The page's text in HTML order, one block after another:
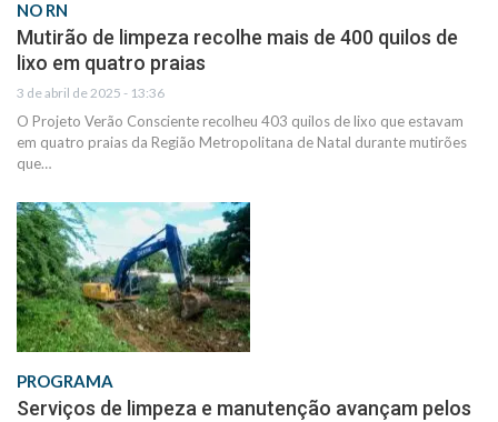
NO RN
Mutirão de limpeza recolhe mais de 400 quilos de
lixo em quatro praias
3 de abril de 2025 - 13:36
O Projeto Verão Consciente recolheu 403 quilos de lixo que estavam
em quatro praias da Região Metropolitana de Natal durante mutirões
que…
PROGRAMA
Serviços de limpeza e manutenção avançam pelos